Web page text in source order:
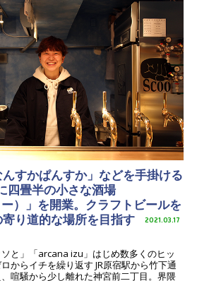
すかぱんすか」などを手掛ける
四畳半の小さな酒場
ー）」を開業。クラフトビールを
り道的な場所を目指す
2021.03.17
ソと」「arcana izu」はじめ数多くのヒッ
からイチを繰り返す JR原宿駅から竹下通
喧騒から少し離れた神宮前二丁目。界隈